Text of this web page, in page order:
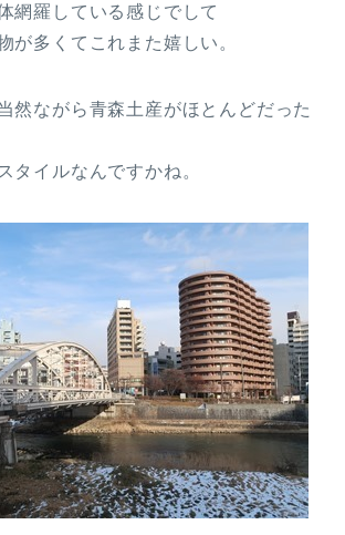
網羅している感じでして
が多くてこれまた嬉しい。
然ながら青森土産がほとんどだった
タイルなんですかね。